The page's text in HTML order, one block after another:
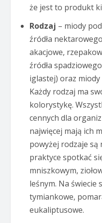
że jest to produkt
Rodzaj – miody
źródła
akacjowe,
źródła
iglastej) oraz
Każdy rodzaj ma
kolorystykę.
cennych dla
najwięcej mają ich
powyżej rodzaje
praktyce spotkać
mniszkowym,
leśnym. Na świecie
tymiankowe,
eukaliptusowe.